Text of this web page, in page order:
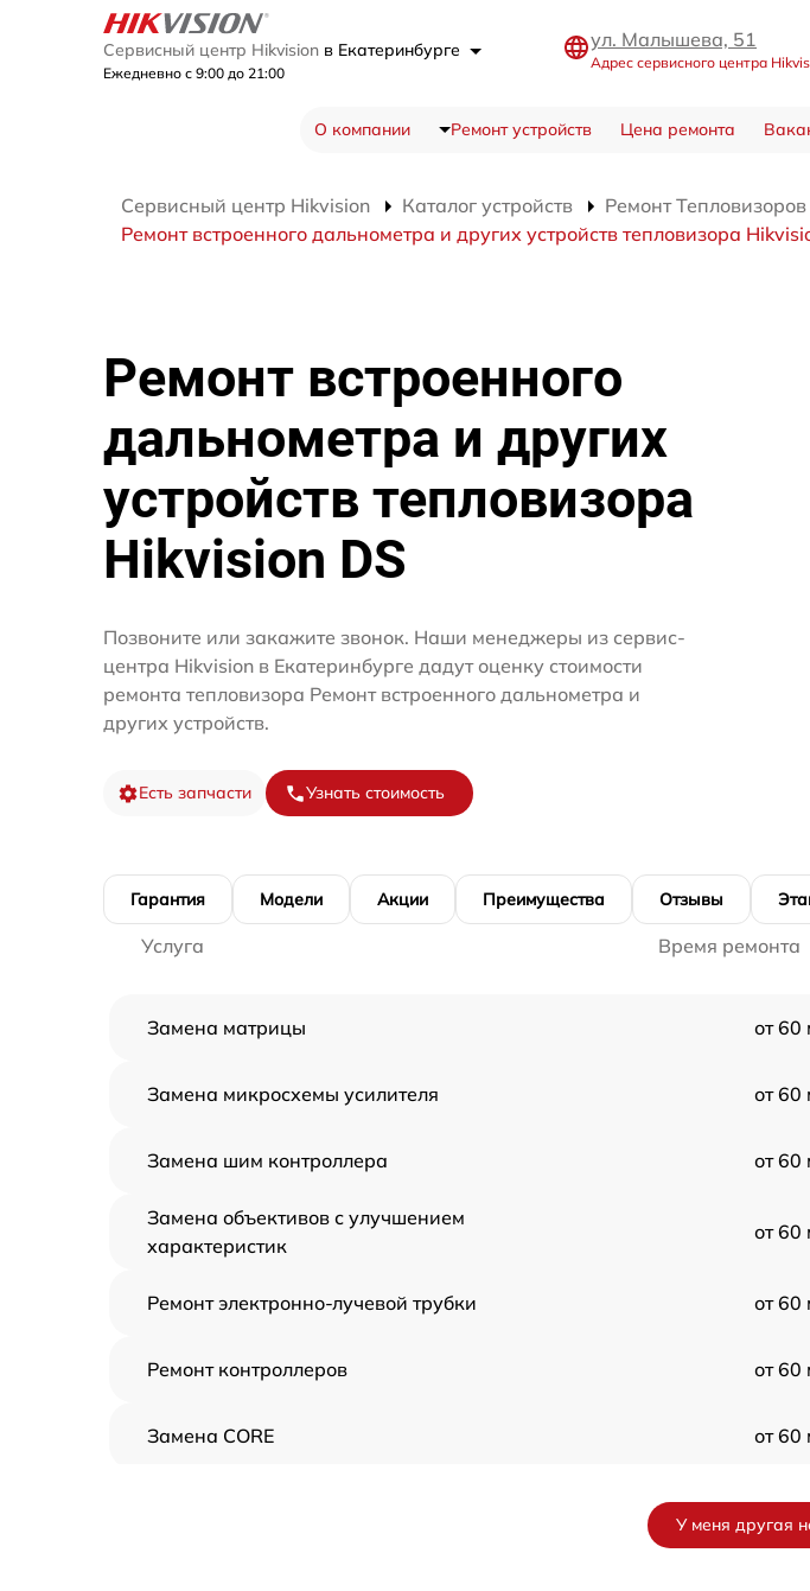
Сервисный центр Hikvision в Екатеринбурге
Ежедневно с 9:00 до 21:00
ул. Малышева, 51
Адрес сервисного центра
О компании Ремонт устройств Цена ремонта
Сервисный центр Hikvision Каталог устройств Ремонт Тепловизоров
Ремонт встроенного дальнометра и других устройств тепловизора
Ремонт встроенного
дальнометра и других
устройств тепловизора
Hikvision DS
Позвоните или закажите звонок. Наши менеджеры из сервис-
центра Hikvision в Екатеринбурге дадут оценку стоимости
ремонта тепловизора Ремонт встроенного дальнометра и
других устройств.
Есть запчасти Узнать стоимость
Гарантия Модели Акции Преимущества Отзывы
Услуга Время ремонта
Замена матрицы от 60
Замена микросхемы усилителя от 60
Замена шим контроллера от 60
Замена объективов с улучшением
характеристик
от 60
Ремонт электронно-лучевой трубки от 60
Ремонт контроллеров от 60
Замена CORE от 60
от 60
У меня другая